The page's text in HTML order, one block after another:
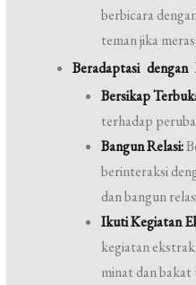
berbicara
teman jika
Beradaptasi
Bersikap
terhadap
Bangun Relasi:
berinteraksi
dan bangun
Ikuti Kegiatan
kegiatan
minat dan